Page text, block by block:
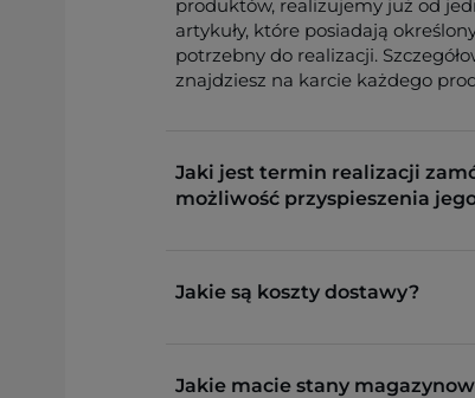
produktów, realizujemy już od
artykuły, które posiadają
potrzebny do realizacji.
znajdziesz na karcie każdego
Jaki jest termin realizacji
możliwość przyspieszenia
Jakie są koszty dostawy?
Jakie macie stany